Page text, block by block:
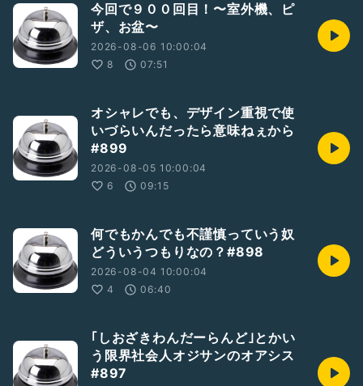
今回で９００回目！〜室外機、ピ
ザ、お盆〜
2026-08-06 10:00:04
8
07:51
オシャレでも、デザイン重視で使
いづらいんだったら意味ねぇから
#899
2026-08-05 10:00:04
6
09:15
何でもかんでも不謹慎っていう奴
どういうつもりなの？#898
2026-08-04 10:00:04
4
06:40
｢しおざきわんだーらんど｣とかい
う限界社会人オジサンのオアシス
#897